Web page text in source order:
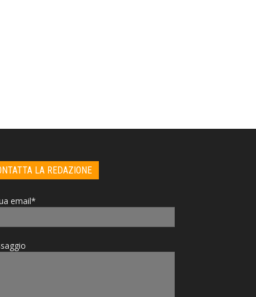
LA REDAZIONE
email*